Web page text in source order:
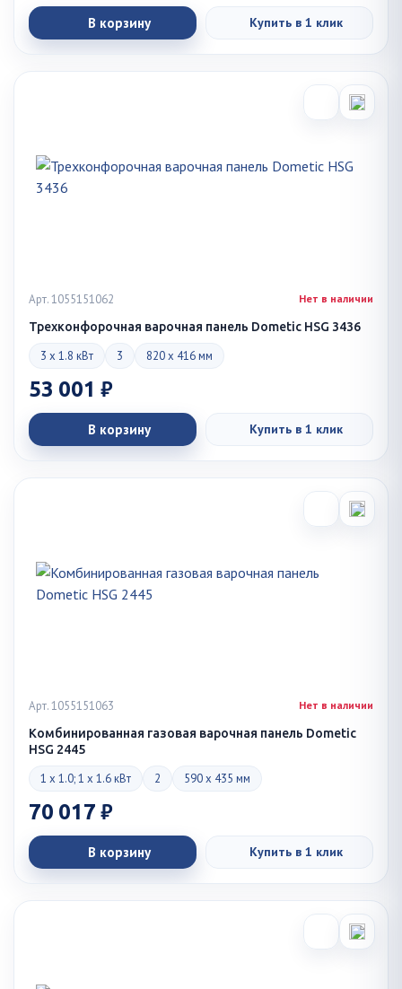
В корзину Купить в 1 клик
Арт. 1055151062 Нет в наличии
Трехконфорочная варочная панель Dometic HSG 3436
3 x 1.8 кВт 3 820 x 416 мм
53 001 ₽
В корзину Купить в 1 клик
Арт. 1055151063 Нет в наличии
Комбинированная газовая варочная панель Dometic
HSG 2445
1 x 1.0; 1 x 1.6 кВт 2 590 x 435 мм
70 017 ₽
В корзину Купить в 1 клик